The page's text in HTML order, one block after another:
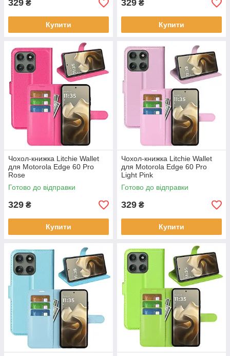
329 ₴
Купити
329 ₴
Купити
Чохол-книжка Litchie Wallet
для Motorola Edge 60 Pro
Rose
Готово до відправки
329 ₴
Купити
Чохол-книжка Litchie Wallet
для Motorola Edge 60 Pro
Light Pink
Готово до відправки
329 ₴
Купити